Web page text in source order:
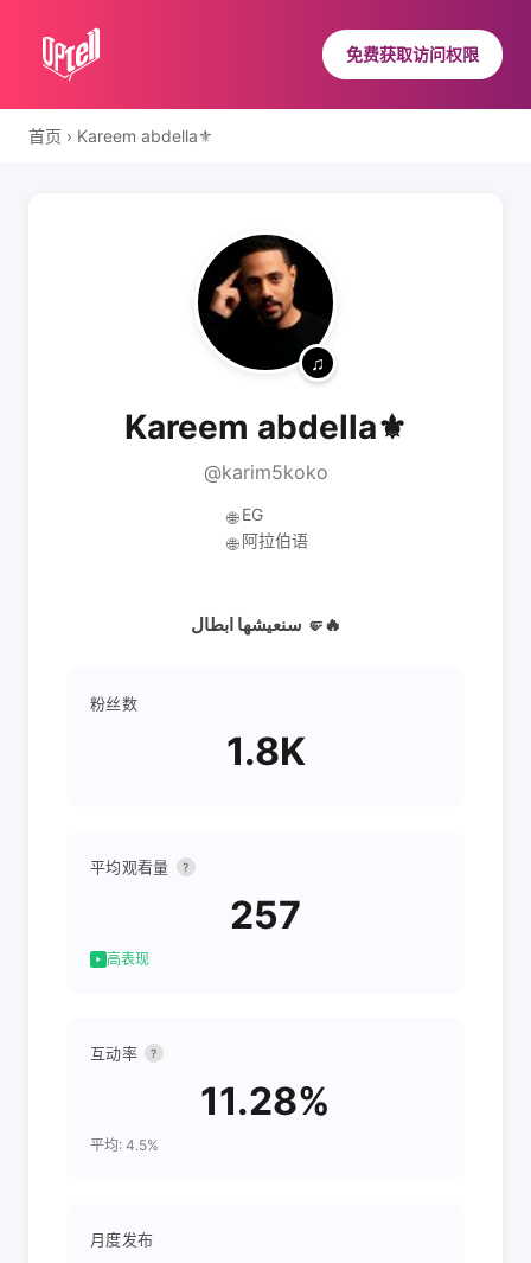
免费获取访问权限
首页 › Kareem abdella⚜️
Kareem abdella⚜️
@karim5koko
🌐 EG
🌐 阿拉伯语
سنعيشها ابطال 🤛🔥
粉丝数
1.8K
平均观看量 ?
257
高表现
互动率 ?
11.28%
平均: 4.5%
月度发布